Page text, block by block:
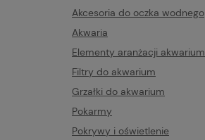
Akcesoria do oczka wodnego
Akwaria
Elementy aranżacji akwarium
Filtry do akwarium
Grzałki do akwarium
Pokarmy
Pokrywy i oświetlenie